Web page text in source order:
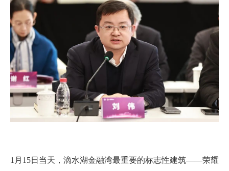
1月 15日当天，滴水湖金融湾最重要的标志性建筑——荣耀